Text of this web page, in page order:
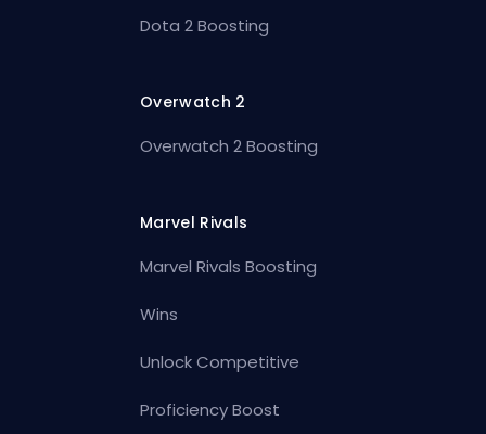
Dota 2 Boosting
Overwatch 2
Overwatch 2 Boosting
Marvel Rivals
Marvel Rivals Boosting
Wins
Unlock Competitive
Proficiency Boost